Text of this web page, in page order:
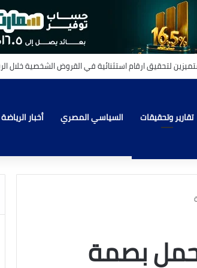
تقارير وتحقيقات السياسي المصري أخبار الرياضة
بصمة